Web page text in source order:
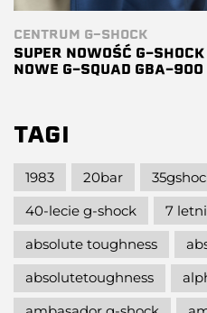
CENTRUM G-SHOCK
SUPER NOWOŚĆ G-
NOWE G-SQUAD GBA-900
TAGI
1983 20bar
40-lecie g-shock
7
absolute toughness
absolutetoughness